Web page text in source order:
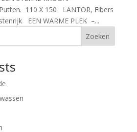
110 X 150 LANTOR, Fibers
EEN WARME PLEK –...
Zoeken